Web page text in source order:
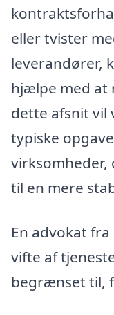
eller tvister
leverandører,
hjælpe med at
dette afsnit vil
typiske
virksomheder,
til en mere
En advokat
vifte af
begrænset til,